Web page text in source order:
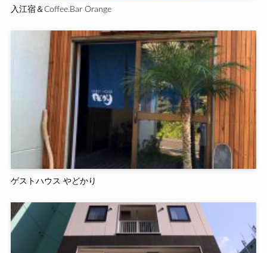
入江宿＆Coffee.Bar Orange
ゲストハウス やどかり